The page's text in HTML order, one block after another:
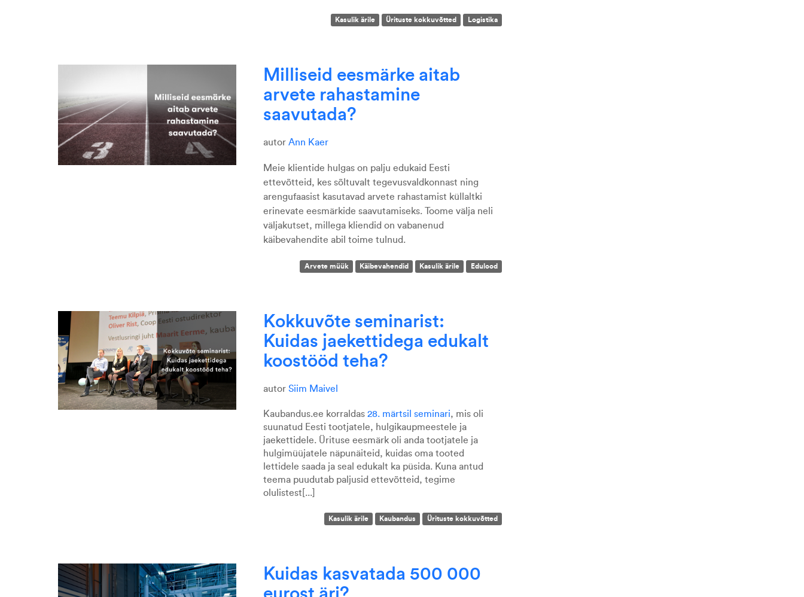
Kasulik ärile Ürituste kokkuvõtted Logistika
Milliseid eesmärke aitab
arvete rahastamine
saavutada?
autor Ann Kaer
Meie klientide hulgas on palju edukaid Eesti
ettevõtteid, kes sõltuvalt tegevusvaldkonnast ning
arengufaasist kasutavad arvete rahastamist küllaltki
erinevate eesmärkide saavutamiseks. Toome välja neli
väljakutset, millega kliendid on vabanenud
käibevahendite abil toime tulnud.
Arvete müük Käibevahendid Kasulik ärile Edulood
Kokkuvõte seminarist:
Kuidas jaekettidega edukalt
koostööd teha?
autor Siim Maivel
Kaubandus.ee korraldas 28. märtsil seminari, mis oli
suunatud Eesti tootjatele, hulgikaupmeestele ja
jaekettidele. Ürituse eesmärk oli anda tootjatele ja
hulgimüüjatele näpunäiteid, kuidas oma tooted
lettidele saada ja seal edukalt ka püsida. Kuna antud
teema puudutab paljusid ettevõtteid, tegime
olulistest[...]
Kasulik ärile Kaubandus Ürituste kokkuvõtted
Kuidas kasvatada 500 000